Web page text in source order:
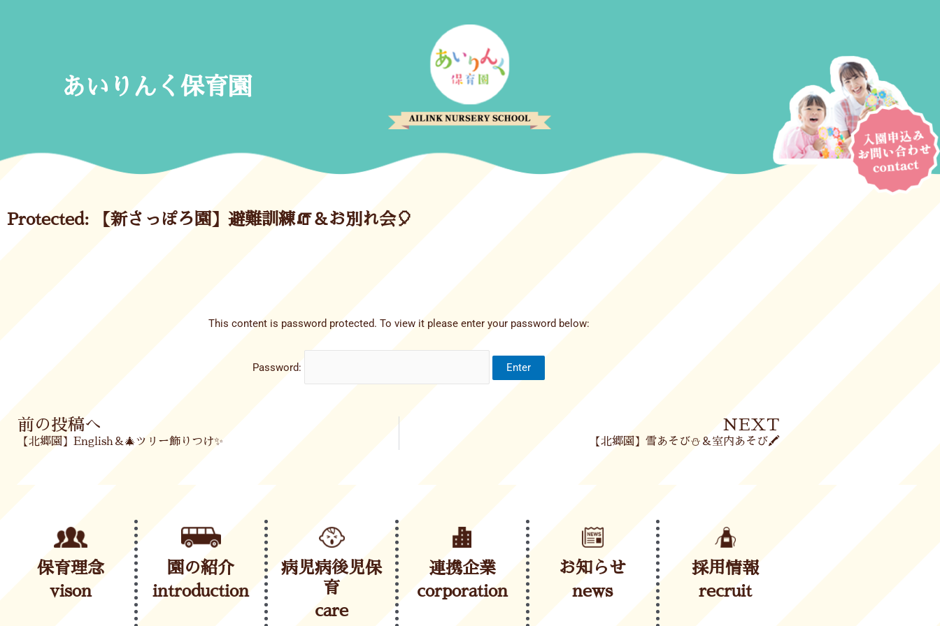
あいりんく保育園
Protected: 【新さっぽろ園】避難訓練🧯＆お別れ会🎈
This content is password protected. To view it please enter your password below:
Password:
Prev
前の投稿へ
【北郷園】English＆🎄ツリー飾りつけ✨
NEXT
【北郷園】雪あそび⛄＆室内あそび🖍
保育理念
vison
園の紹介
introduction
病児病後児保
育
care
連携企業
corporation
お知らせ
news
採用情報
recruit